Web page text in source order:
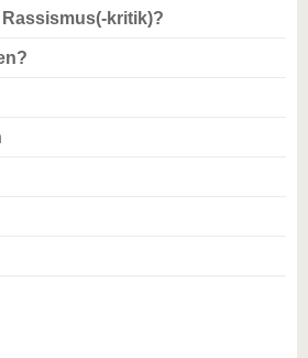
kritik)?